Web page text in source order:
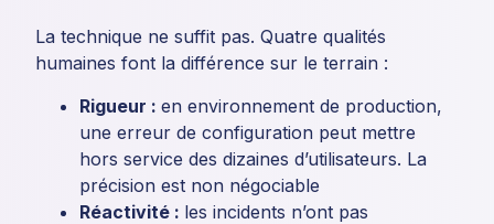
La technique ne suffit pas. Quatre qualités
humaines font la différence sur le terrain :
Rigueur : en environnement de production,
une erreur de configuration peut mettre
hors service des dizaines d’utilisateurs. La
précision est non négociable
Réactivité : les incidents n’ont pas